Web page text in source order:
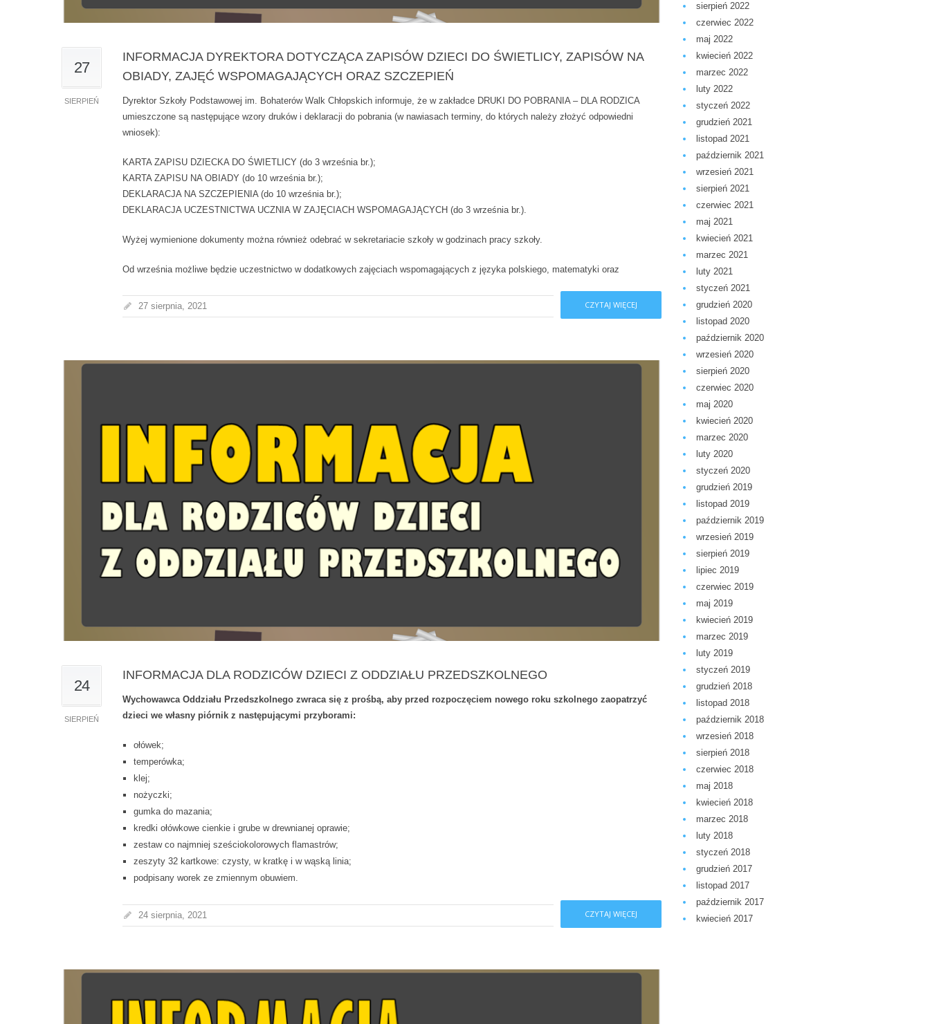
27
SIERPIEŃ
INFORMACJA DYREKTORA DOTYCZĄCA ZAPISÓW DZIECI DO ŚWIETLICY, ZAPISÓW NA
OBIADY, ZAJĘĆ WSPOMAGAJĄCYCH ORAZ SZCZEPIEŃ
Dyrektor Szkoły Podstawowej im. Bohaterów Walk Chłopskich informuje, że w zakładce DRUKI DO POBRANIA – DLA RODZICA
umieszczone są następujące wzory druków i deklaracji do pobrania (w nawiasach terminy, do których należy złożyć odpowiedni
wniosek):
KARTA ZAPISU DZIECKA DO ŚWIETLICY (do 3 września br.);
KARTA ZAPISU NA OBIADY (do 10 września br.);
DEKLARACJA NA SZCZEPIENIA (do 10 września br.);
DEKLARACJA UCZESTNICTWA UCZNIA W ZAJĘCIACH WSPOMAGAJĄCYCH (do 3 września br.).
Wyżej wymienione dokumenty można również odebrać w sekretariacie szkoły w godzinach pracy szkoły.
Od września możliwe będzie uczestnictwo w dodatkowych zajęciach wspomagających z języka polskiego, matematyki oraz
CZYTAJ WIĘCEJ
27 sierpnia, 2021
24
SIERPIEŃ
INFORMACJA DLA RODZICÓW DZIECI Z ODDZIAŁU PRZEDSZKOLNEGO
Wychowawca Oddziału Przedszkolnego zwraca się z prośbą, aby przed rozpoczęciem nowego roku szkolnego zaopatrzyć
dzieci we własny piórnik z następującymi przyborami:
ołówek;
temperówka;
klej;
nożyczki;
gumka do mazania;
kredki ołówkowe cienkie i grube w drewnianej oprawie;
zestaw co najmniej sześciokolorowych flamastrów;
zeszyty 32 kartkowe: czysty, w kratkę i w wąską linia;
podpisany worek ze zmiennym obuwiem.
CZYTAJ WIĘCEJ
24 sierpnia, 2021
sierpień 2022
czerwiec 2022
maj 2022
kwiecień 2022
marzec 2022
luty 2022
styczeń 2022
grudzień 2021
listopad 2021
październik 2021
wrzesień 2021
sierpień 2021
czerwiec 2021
maj 2021
kwiecień 2021
marzec 2021
luty 2021
styczeń 2021
grudzień 2020
listopad 2020
październik 2020
wrzesień 2020
sierpień 2020
czerwiec 2020
maj 2020
kwiecień 2020
marzec 2020
luty 2020
styczeń 2020
grudzień 2019
listopad 2019
październik 2019
wrzesień 2019
sierpień 2019
lipiec 2019
czerwiec 2019
maj 2019
kwiecień 2019
marzec 2019
luty 2019
styczeń 2019
grudzień 2018
listopad 2018
październik 2018
wrzesień 2018
sierpień 2018
czerwiec 2018
maj 2018
kwiecień 2018
marzec 2018
luty 2018
styczeń 2018
grudzień 2017
listopad 2017
październik 2017
kwiecień 2017